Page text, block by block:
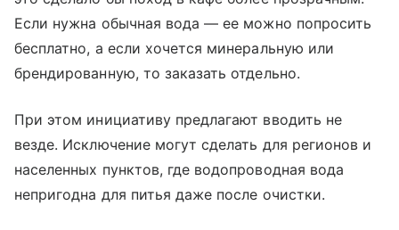
Если нужна обычная вода — ее можно попросить
бесплатно, а если хочется минеральную или
брендированную, то заказать отдельно.
При этом инициативу предлагают вводить не
везде. Исключение могут сделать для регионов и
населенных пунктов, где водопроводная вода
непригодна для питья даже после очистки.